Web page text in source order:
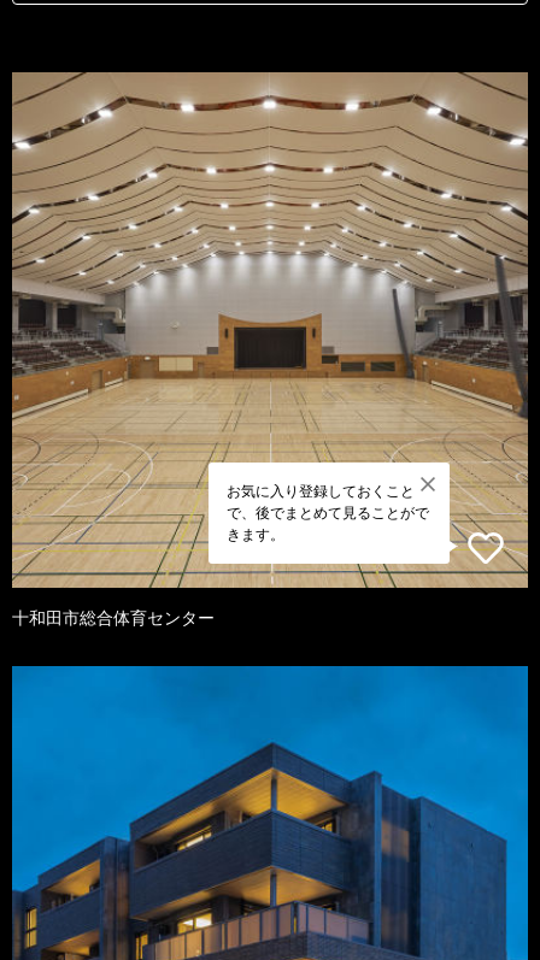
お気に入り登録しておくこと
で、後でまとめて見ることがで
きます。
十和田市総合体育センター